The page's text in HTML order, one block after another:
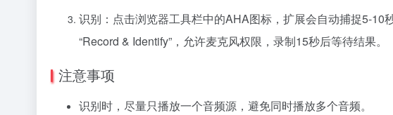
识别：点击浏览器工具栏中的AHA图标，扩展会自动捕捉5-
“Record & Identify”，允许麦克风权限，录制15秒后等待结果。
注意事项
识别时，尽量只播放一个音频源，避免同时播放多个音频。